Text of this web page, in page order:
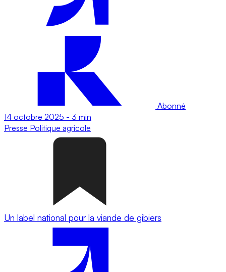
Abonné
14 octobre 2025 - 3 min
Presse Politique agricole
Un label national pour la viande de gibiers